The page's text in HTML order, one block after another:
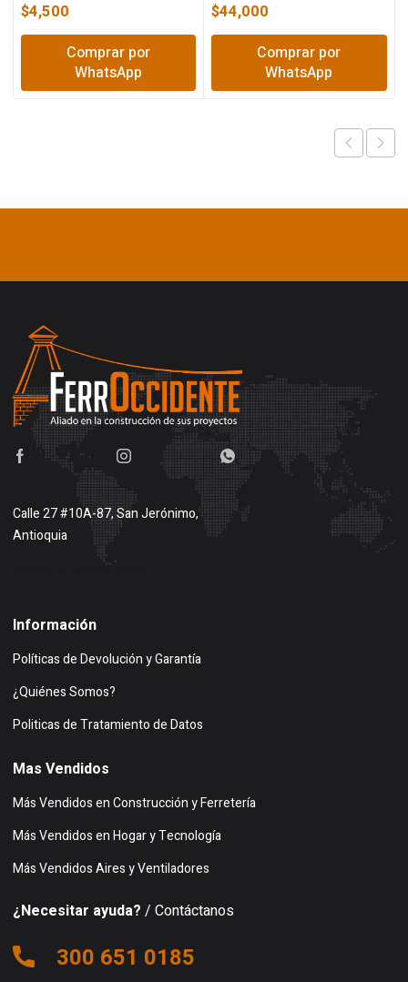
$4,500
Comprar por
WhatsApp
$44,000
Comprar por
WhatsApp
Calle 27 #10A-87, San Jerónimo,
Antioquia
Información
Políticas de Devolución y Garantía
¿Quiénes Somos?
Politicas de Tratamiento de Datos
Mas Vendidos
Más Vendidos en Construcción y Ferretería
Más Vendidos en Hogar y Tecnología
Más Vendidos Aires y Ventiladores
¿Necesitar ayuda? / Contáctanos
300 651 0185